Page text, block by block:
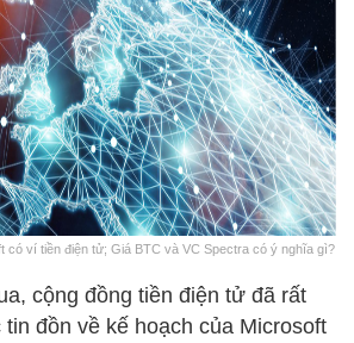
có ví tiền điện tử; Giá BTC và VC Spectra có ý nghĩa gì?
cộng đồng tiền điện tử đã rất
đồn về kế hoạch của Microsoft